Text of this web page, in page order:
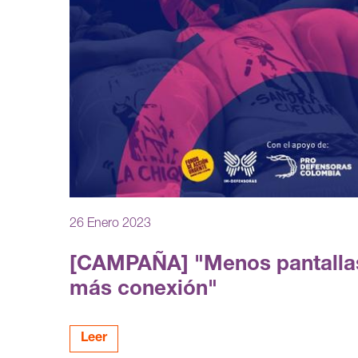
26 Enero 2023
[CAMPAÑA] "Menos
más conexión"
Leer